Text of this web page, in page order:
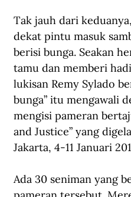
Tak jauh dari
dekat pintu masuk
berisi bunga. Seakan
tamu dan memberi
lukisan Remy Sylado
bunga” itu mengawali
mengisi pameran
and Justice” yang
Jakarta, 4-11 Januari
Ada 30 seniman yang